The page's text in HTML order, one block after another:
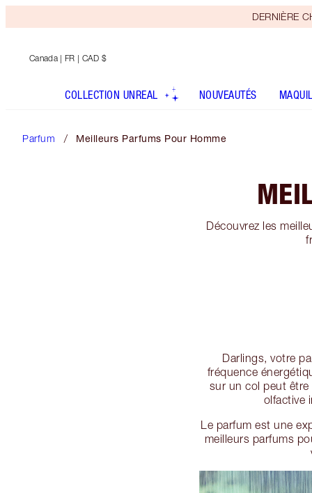
DERNIÈRE
Canada | FR | CAD $
COLLECTION UNREAL NOUVEAUTÉS
Parfum Meilleurs Parfums Pour Homme
Découvrez les
Darlings, votre
fréquence
sur un col peut
olfactive
Le parfum est une
meilleurs parfums